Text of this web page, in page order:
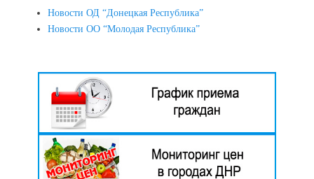
Новости ОД “Донецкая Республика”
Новости ОО “Молодая Республика”